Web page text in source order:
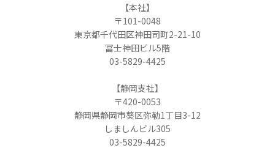
【本社】
〒101-0048
東京都千代田区神田司町2-21-10
冨士神田ビル5階
03-5829-4425
【静岡支社】
〒420-0053
静岡県静岡市葵区弥勒1丁目3-12
しましんビル305
03-5829-4425